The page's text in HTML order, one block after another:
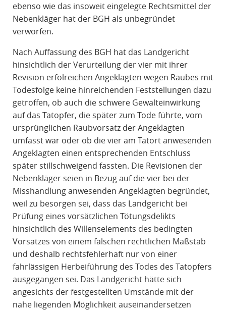
ebenso wie das insoweit eingelegte Rechtsmittel der
Nebenkläger hat der BGH als unbegründet
verworfen.
Nach Auffassung des BGH hat das Landgericht
hinsichtlich der Verurteilung der vier mit ihrer
Revision erfolreichen Angeklagten wegen Raubes mit
Todesfolge keine hinreichenden Feststellungen dazu
getroffen, ob auch die schwere Gewalteinwirkung
auf das Tatopfer, die später zum Tode führte, vom
ursprünglichen Raubvorsatz der Angeklagten
umfasst war oder ob die vier am Tatort anwesenden
Angeklagten einen entsprechenden Entschluss
später stillschweigend fassten. Die Revisionen der
Nebenkläger seien in Bezug auf die vier bei der
Misshandlung anwesenden Angeklagten begründet,
weil zu besorgen sei, dass das Landgericht bei
Prüfung eines vorsätzlichen Tötungsdelikts
hinsichtlich des Willenselements des bedingten
Vorsatzes von einem falschen rechtlichen Maßstab
und deshalb rechtsfehlerhaft nur von einer
fahrlässigen Herbeiführung des Todes des Tatopfers
ausgegangen sei. Das Landgericht hätte sich
angesichts der festgestellten Umstände mit der
nahe liegenden Möglichkeit auseinandersetzen